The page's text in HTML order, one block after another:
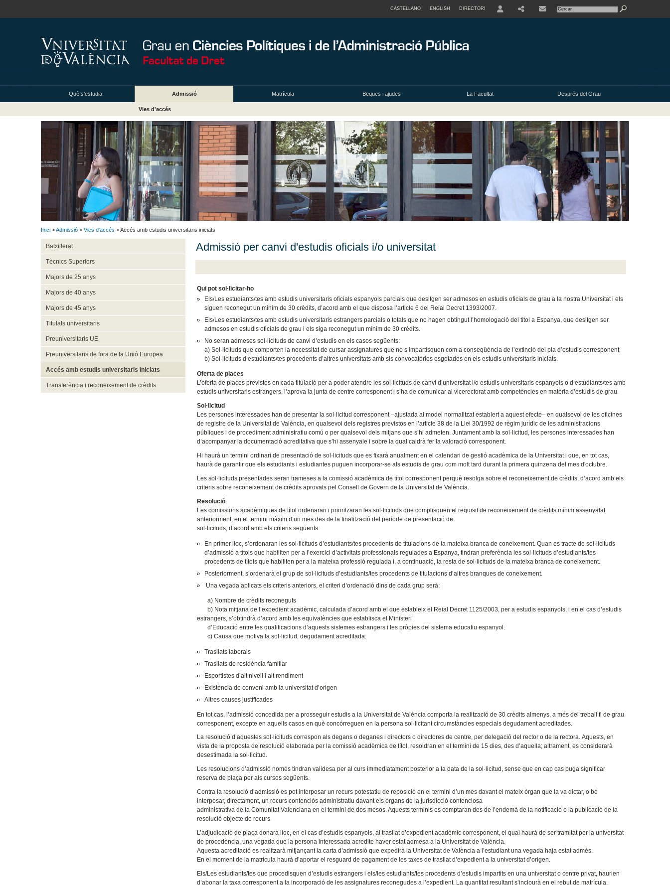
CASTELLANO ENGLISH DIRECTORI
Què s'estudia Admissió Matrícula Beques i ajudes La Facultat Després del Grau
Vies d'accés
Inici >Admissió > Vies d'accés > Accés amb estudis universitaris iniciats
Batxillerat
Tècnics Superiors
Majors de 25 anys
Majors de 40 anys
Majors de 45 anys
Titulats universitaris
Preuniversitaris UE
Preuniversitaris de fora de la Unió Europea
Accés amb estudis universitaris iniciats
Transferència i reconeixement de crèdits
Admissió per canvi d'estudis oficials i/o universitat
Qui pot sol·licitar-ho
Els/Les estudiants/tes amb estudis universitaris oficials espanyols parcials que desitgen ser admesos en estudis oficials de grau a la nostra Universitat i els
siguen reconegut un mínim de 30 crèdits, d’acord amb el que disposa l’article 6 del Reial Decret 1393/2007.
Els/Les estudiants/tes amb estudis universitaris estrangers parcials o totals que no hagen obtingut l’homologació del títol a Espanya, que desitgen ser
admesos en estudis oficials de grau i els siga reconegut un mínim de 30 crèdits.
No seran admeses sol·licituds de canvi d’estudis en els casos següents:
a) Sol·licituds que comporten la necessitat de cursar assignatures que no s’impartisquen com a conseqüència de l’extinció del pla d’estudis corresponent.
b) Sol·licituds d’estudiants/tes procedents d’altres universitats amb sis convocatòries esgotades en els estudis universitaris iniciats.
Oferta de places
L’oferta de places previstes en cada titulació per a poder atendre les sol·licituds de canvi d’universitat i/o estudis universitaris espanyols o d’estudiants/tes amb
estudis universitaris estrangers, l’aprova la junta de centre corresponent i s’ha de comunicar al vicerectorat amb competències en matèria d’estudis de grau.
Sol·licitud
Les persones interessades han de presentar la sol·licitud corresponent –ajustada al model normalitzat establert a aquest efecte– en qualsevol de les oficines
de registre de la Universitat de València, en qualsevol dels registres previstos en l’article 38 de la Llei 30/1992 de règim jurídic de les administracions
públiques i de procediment administratiu comú o per qualsevol dels mitjans que s’hi admeten. Juntament amb la sol·licitud, les persones interessades han
d’acompanyar la documentació acreditativa que s’hi assenyale i sobre la qual caldrà fer la valoració corresponent.
Hi haurà un termini ordinari de presentació de sol·licituds que es fixarà anualment en el calendari de gestió acadèmica de la Universitat i que, en tot cas,
haurà de garantir que els estudiants i estudiantes puguen incorporar-se als estudis de grau com molt tard durant la primera quinzena del mes d'octubre.
Les sol·licituds presentades seran trameses a la comissió acadèmica de títol corresponent perquè resolga sobre el reconeixement de crèdits, d’acord amb els
criteris sobre reconeixement de crèdits aprovats pel Consell de Govern de la Universitat de València.
Resolució
Les comissions acadèmiques de títol ordenaran i prioritzaran les sol·licituds que complisquen el requisit de reconeixement de crèdits mínim assenyalat
anteriorment, en el termini màxim d’un mes des de la finalització del període de presentació de
sol·licituds, d’acord amb els criteris següents:
En primer lloc, s’ordenaran les sol·licituds d’estudiants/tes procedents de titulacions de la mateixa branca de coneixement. Quan es tracte de sol·licituds
d’admissió a títols que habiliten per a l’exercici d’activitats professionals regulades a Espanya, tindran preferència les sol·licituds d’estudiants/tes
procedents de títols que habiliten per a la mateixa professió regulada i, a continuació, la resta de sol·licituds de la mateixa branca de coneixement.
Posteriorment, s’ordenarà el grup de sol·licituds d’estudiants/tes procedents de titulacions d’altres branques de coneixement.
Una vegada aplicats els criteris anteriors, el criteri d’ordenació dins de cada grup serà:
a) Nombre de crèdits reconeguts
b) Nota mitjana de l’expedient acadèmic, calculada d’acord amb el que estableix el Reial Decret 1125/2003, per a estudis espanyols, i en el cas d’estudis
estrangers, s’obtindrà d’acord amb les equivalències que establisca el Ministeri
d’Educació entre les qualificacions d’aquests sistemes estrangers i les pròpies del sistema educatiu espanyol.
c) Causa que motiva la sol·licitud, degudament acreditada:
Trasllats laborals
Trasllats de residència familiar
Esportistes d’alt nivell i alt rendiment
Existència de conveni amb la universitat d’origen
Altres causes justificades
En tot cas, l’admissió concedida per a prosseguir estudis a la Universitat de València comporta la realització de 30 crèdits almenys, a més del treball fi de grau
corresponent, excepte en aquells casos en què concórreguen en la persona sol·licitant circumstàncies especials degudament acreditades.
La resolució d’aquestes sol·licituds correspon als degans o deganes i directors o directores de centre, per delegació del rector o de la rectora. Aquests, en
vista de la proposta de resolució elaborada per la comissió acadèmica de títol, resoldran en el termini de 15 dies, des d’aquella; altrament, es considerarà
desestimada la sol·licitud.
Les resolucions d’admissió només tindran validesa per al curs immediatament posterior a la data de la sol·licitud, sense que en cap cas puga significar
reserva de plaça per als cursos següents.
Contra la resolució d’admissió es pot interposar un recurs potestatiu de reposició en el termini d’un mes davant el mateix òrgan que la va dictar, o bé
interposar, directament, un recurs contenciós administratiu davant els òrgans de la jurisdicció contenciosa
administrativa de la Comunitat Valenciana en el termini de dos mesos. Aquests terminis es comptaran des de l’endemà de la notificació o la publicació de la
resolució objecte de recurs.
L’adjudicació de plaça donarà lloc, en el cas d’estudis espanyols, al trasllat d’expedient acadèmic corresponent, el qual haurà de ser tramitat per la universitat
de procedència, una vegada que la persona interessada acredite haver estat admesa a la Universitat de València.
Aquesta acreditació es realitzarà mitjançant la carta d’admissió que expedirà la Universitat de València a l’estudiant una vegada haja estat admès.
En el moment de la matrícula haurà d’aportar el resguard de pagament de les taxes de trasllat d’expedient a la universitat d’origen.
Els/Les estudiants/tes que procedisquen d’estudis estrangers i els/les estudiants/tes procedents d’estudis impartits en una universitat o centre privat, haurien
d’abonar la taxa corresponent a la incorporació de les assignatures reconegudes a l’expedient. La quantitat resultant s’inclourà en el rebut de matrícula.